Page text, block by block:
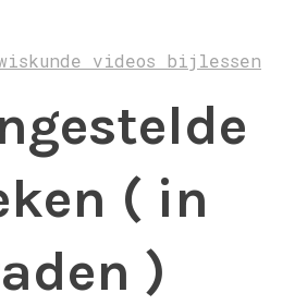
videos bijlessen
( in
)